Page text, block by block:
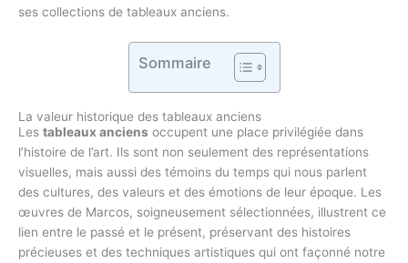
ses collections de tableaux anciens.
Sommaire
La valeur historique des tableaux anciens
Les tableaux anciens occupent une place privilégiée dans
l’histoire de l’art. Ils sont non seulement des représentations
visuelles, mais aussi des témoins du temps qui nous parlent
des cultures, des valeurs et des émotions de leur époque. Les
œuvres de Marcos, soigneusement sélectionnées, illustrent ce
lien entre le passé et le présent, préservant des histoires
précieuses et des techniques artistiques qui ont façonné notre